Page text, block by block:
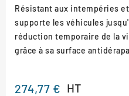
Résistant aux intempéries
supporte les véhicules
réduction temporaire de la
grâce à sa surface
274,77 € HT